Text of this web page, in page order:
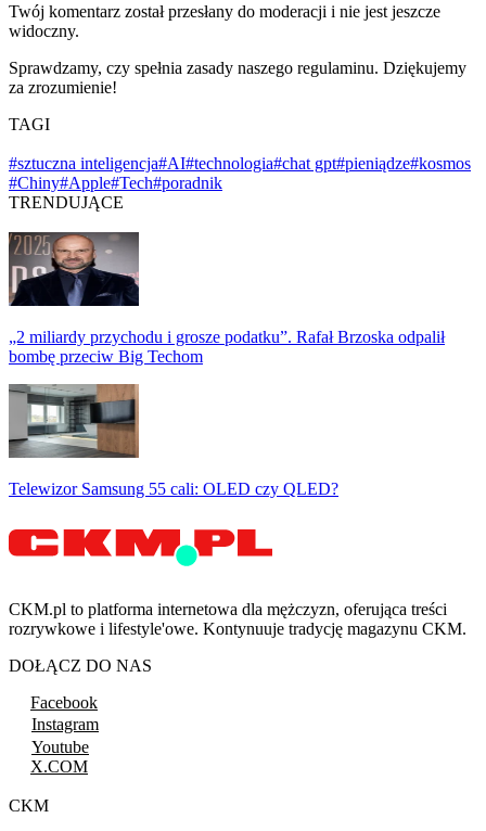
Twój komentarz został przesłany do moderacji i nie jest jeszcze
widoczny.
Sprawdzamy, czy spełnia zasady naszego regulaminu. Dziękujemy
za zrozumienie!
TAGI
#sztuczna inteligencja#AI#technologia#chat gpt#pieniądze#kosmos
#Chiny#Apple#Tech#poradnik
TRENDUJĄCE
„2 miliardy przychodu i grosze podatku”. Rafał Brzoska odpalił
bombę przeciw Big Techom
Telewizor Samsung 55 cali: OLED czy QLED?
CKM.pl to platforma internetowa dla mężczyzn, oferująca treści
rozrywkowe i lifestyle'owe. Kontynuuje tradycję magazynu CKM.
DOŁĄCZ DO NAS
Facebook
Instagram
Youtube
X.COM
CKM